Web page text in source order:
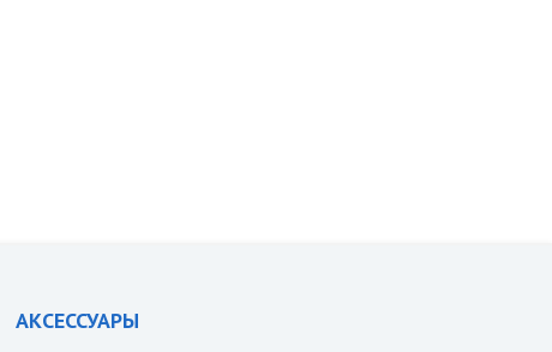
АКСЕССУАРЫ